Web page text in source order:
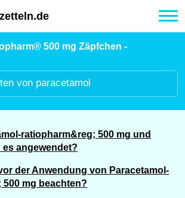
500 mg Zäpfchen -
von paracetamol
ratiopharm&reg; 500 mg und
angewendet?
der Anwendung von Paracetamol-
mg beachten?